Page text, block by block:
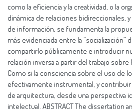
como la eficiencia y la creatividad, o la
dinámica de relaciones bidireccionales,
de información, se fundamenta la
más evidenciada entre la “socialización”
compartirlo públicamente e introducir
relación inversa a partir del trabajo sobre
Como si la consciencia sobre el uso de
efectivamente instrumental, y contribuir
de arquitectura, desde una perspectiva
intelectual. ABSTRACT The dissertation